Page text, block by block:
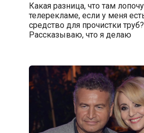
Какая разница, что там
телерекламе, если у меня
средство для прочистки труб?
Рассказываю, что я делаю